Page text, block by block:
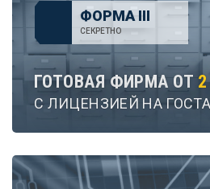
ФОРМА III
СЕКРЕТНО
ГОТОВАЯ ФИРМА ОТ
С ЛИЦЕНЗИЕЙ НА